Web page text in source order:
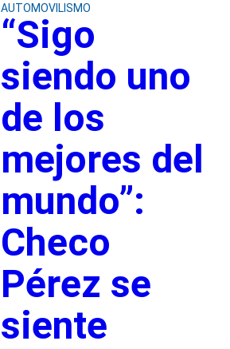
AUTOMOVILISMO
“Sigo
siendo uno
de los
mejores del
mundo”:
Checo
Pérez se
siente